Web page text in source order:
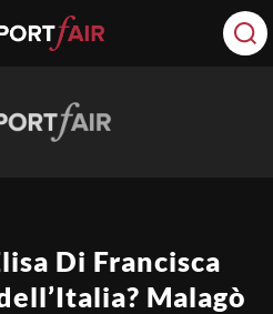
Di Francisca
Malagò